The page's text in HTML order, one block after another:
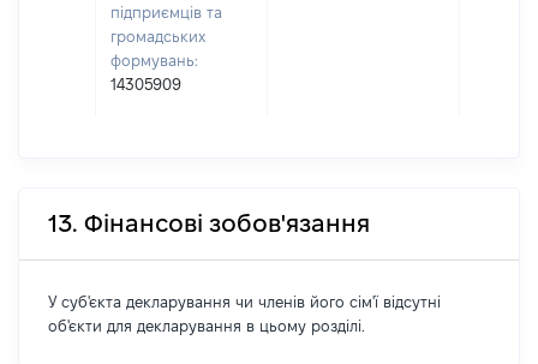
підприємців та
громадських
формувань:
14305909
13. Фінансові зобов'язання
У суб'єкта декларування чи членів його сім'ї відсутні
об'єкти для декларування в цьому розділі.